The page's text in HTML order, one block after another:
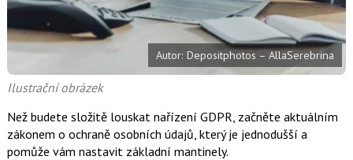
b
o
o
k
u
X
Autor: Depositphotos – AllaSerebrina
Ilustrační obrázek
Než budete složitě louskat nařízení GDPR, začněte aktuálním
zákonem o ochraně osobních údajů, který je jednodušší a
pomůže vám nastavit základní mantinely.